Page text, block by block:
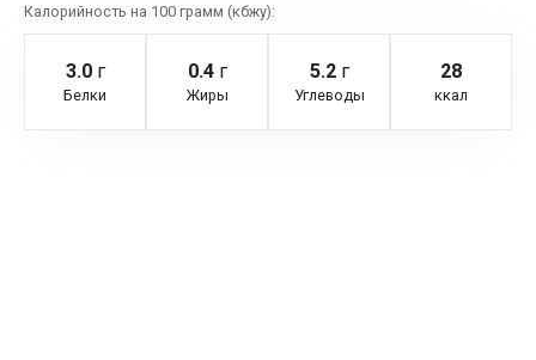
Калорийность на 100 грамм (кбжу):
3.0г
Белки
0.4г
Жиры
5.2г
Углеводы
28
ккал